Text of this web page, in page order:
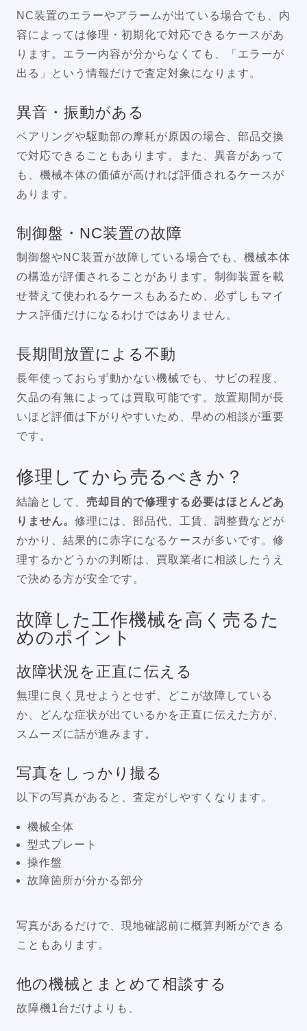
NC装置のエラーやアラームが出ている場合でも、内
容によっては修理・初期化で対応できるケースがあ
ります。エラー内容が分からなくても、「エラーが
出る」という情報だけで査定対象になります。
異音・振動がある
ベアリングや駆動部の摩耗が原因の場合、部品交換
で対応できることもあります。また、異音があって
も、機械本体の価値が高ければ評価されるケースが
あります。
制御盤・NC装置の故障
制御盤やNC装置が故障している場合でも、機械本体
の構造が評価されることがあります。制御装置を載
せ替えて使われるケースもあるため、必ずしもマイ
ナス評価だけになるわけではありません。
長期間放置による不動
長年使っておらず動かない機械でも、サビの程度、
欠品の有無によっては買取可能です。放置期間が長
いほど評価は下がりやすいため、早めの相談が重要
です。
修理してから売るべきか？
結論として、 売却目的で修理する必要はほとんどあ
りません。 修理には、部品代、工賃、調整費などが
かかり、結果的に赤字になるケースが多いです。修
理するかどうかの判断は、買取業者に相談したうえ
で決める方が安全です。
故障した工作機械を高く売るた
めのポイント
故障状況を正直に伝える
無理に良く見せようとせず、どこが故障している
か、どんな症状が出ているかを正直に伝えた方が、
スムーズに話が進みます。
写真をしっかり撮る
以下の写真があると、査定がしやすくなります。
機械全体
型式プレート
操作盤
故障箇所が分かる部分
写真があるだけで、現地確認前に概算判断ができる
こともあります。
他の機械とまとめて相談する
故障機1台だけよりも、